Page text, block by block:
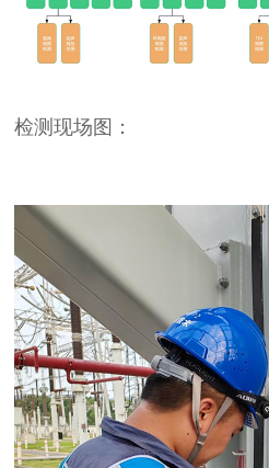
检测现场图：